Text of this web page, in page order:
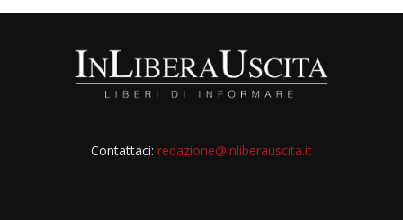
Contattaci: redazione@inliberauscita.it